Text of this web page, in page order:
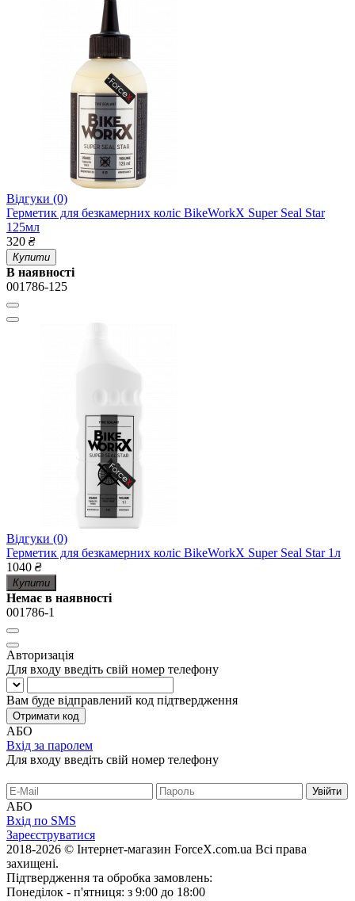
Відгуки (0)
Герметик для безкамерних коліс BikeWorkX Super Seal Star
125мл
320 ₴
Купити
В наявності
001786-125
Відгуки (0)
Герметик для безкамерних коліс BikeWorkX Super Seal Star 1л
1040 ₴
Купити
Немає в наявності
001786-1
Авторизація
Для входу введіть свій номер телефону
Вам буде відправлений код підтвердження
Отримати код
АБО
Вхід за паролем
Для входу введіть свій номер телефону
АБО
Вхід по SMS
Зареєструватися
2018-2026 © Інтернет-магазин ForceX.com.ua Всі права
захищені.
Підтвердження та обробка замовлень:
Понеділок - п'ятниця: з 9:00 до 18:00